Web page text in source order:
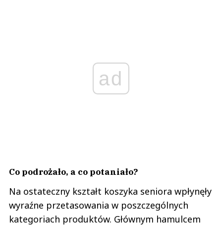
ad
Co podrożało, a co potaniało?
Na ostateczny kształt koszyka seniora wpłynęły
wyraźne przetasowania w poszczególnych
kategoriach produktów. Głównym hamulcem